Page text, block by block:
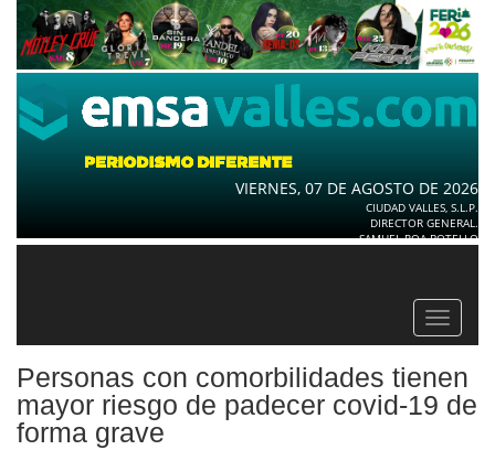
VIERNES, 07 DE AGOSTO DE 2026
CIUDAD VALLES, S.L.P.
DIRECTOR GENERAL.
SAMUEL ROA BOTELLO
Toggle
Personas con comorbilidades tienen
mayor riesgo de padecer covid-19 de
forma grave